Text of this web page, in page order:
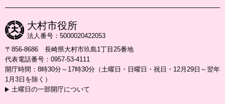
大村市役所
法人番号：5000020422053
〒856-8686 長崎県大村市玖島1丁目25番地
代表電話番号：0957-53-4111
開庁時間：8時30分～17時30分（土曜日・日曜日・祝日・12月29日～翌年
1月3日を除く）
土曜日の一部開庁について